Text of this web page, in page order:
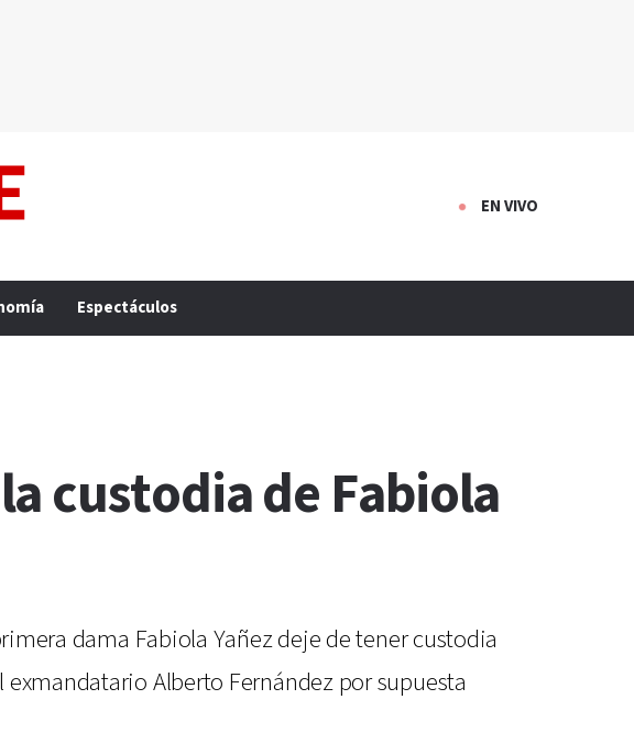
EN VIVO
Espectáculos
custodia de Fabiola
dama Fabiola Yañez deje de tener custodia
Alberto Fernández por supuesta